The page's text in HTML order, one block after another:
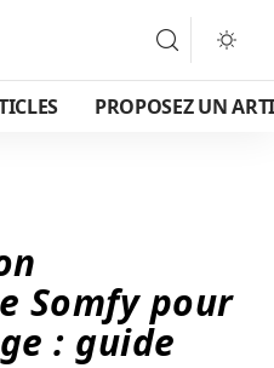
PROPOSEZ UN
Somfy pour
: guide